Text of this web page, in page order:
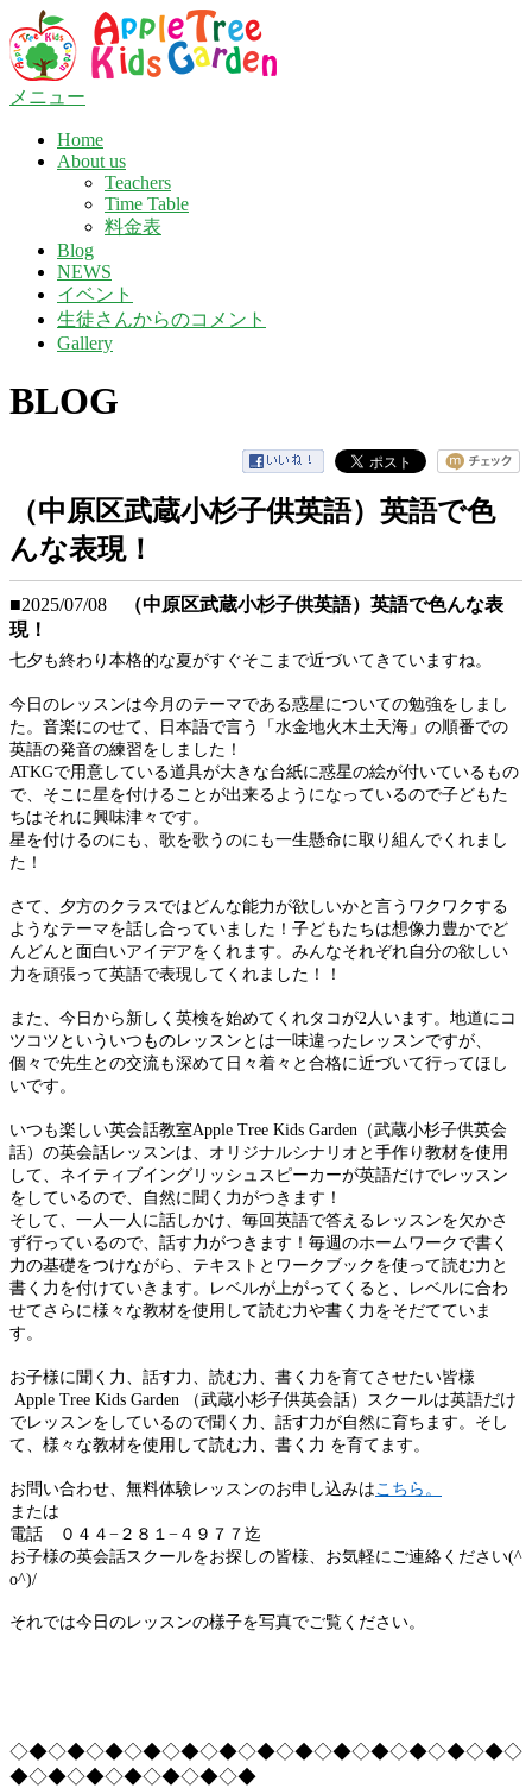
ン
テ
ン
メニュー
Home
About us
Teachers
Time Table
料金表
Blog
NEWS
イベント
生徒さんからのコメント
Gallery
BLOG
（中原区武蔵小杉子供英語）英語で色
んな表現！
■2025/07/08
（中原区武蔵小杉子供英語）英語で色んな表
現！
七夕も終わり本格的な夏がすぐそこまで近づいてきていますね。
今日のレッスンは今月のテーマである惑星についての勉強をしまし
た。音楽にのせて、日本語で言う「水金地火木土天海」の順番での
英語の発音の練習をしました！
ATKGで用意している道具が大きな台紙に惑星の絵が付いているもの
で、そこに星を付けることが出来るようになっているので子どもた
ちはそれに興味津々です。
星を付けるのにも、歌を歌うのにも一生懸命に取り組んでくれまし
た！
さて、夕方のクラスではどんな能力が欲しいかと言うワクワクする
ようなテーマを話し合っていました！子どもたちは想像力豊かでど
んどんと面白いアイデアをくれます。みんなそれぞれ自分の欲しい
力を頑張って英語で表現してくれました！！
また、今日から新しく英検を始めてくれタコが2人います。地道にコ
ツコツといういつものレッスンとは一味違ったレッスンですが、
個々で先生との交流も深めて日々着々と合格に近づいて行ってほし
いです。
いつも楽しい英会話教室Apple Tree Kids Garden（武蔵小杉子供英会
話）の英会話レッスンは、オリジナルシナリオと手作り教材を使用
して、ネイティブイングリッシュスピーカーが英語だけでレッスン
をしているので、自然に聞く力がつきます！
そして、一人一人に話しかけ、毎回英語で答えるレッスンを欠かさ
ず行っているので、話す力がつきます！毎週のホームワークで書く
力の基礎をつけながら、テキストとワークブックを使って読む力と
書く力を付けていきます。レベルが上がってくると、レベルに合わ
せてさらに様々な教材を使用して読む力や書く力をそだてていま
す。
お子様に聞く力、話す力、読む力、書く力を育てさせたい皆様
Apple Tree Kids Garden （武蔵小杉子供英会話）スクールは英語だけ
でレッスンをしているので聞く力、話す力が自然に育ちます。そし
て、様々な教材を使用して読む力、書く力 を育てます。
お問い合わせ、無料体験レッスンのお申し込みは こちら。
または
電話 ０４４−２８１−４９７７迄
お子様の英会話スクールをお探しの皆様、お気軽にご連絡ください(^
o^)/
それでは今日のレッスンの様子を写真でご覧ください。
◇◆◇◆◇◆◇◆◇◆◇◆◇◆◇◆◇◆◇◆◇◆◇◆◇◆◇
◆◇◆◇◆◇◆◇◆◇◆◇◆